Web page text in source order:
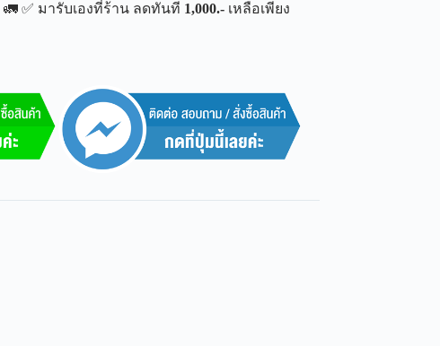
🚛 ✅ มารับเองที่ร้าน ลดทันที 1,000.-เหลือเพียง